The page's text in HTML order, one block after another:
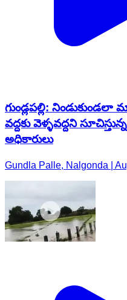
గుండ్లపల్లి:
వద్దకు వెళ్ళవద్దని
అధికారులు
Gundla Palle, Nalgonda |